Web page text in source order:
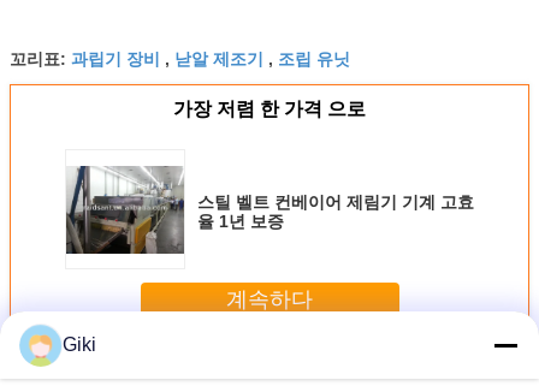
꼬리표: 과립기 장비 , 낟알 제조기 , 조립 유닛
가장 저렴 한 가격 으로
스틸 벨트 컨베이어 제림기 기계 고효
율 1년 보증
계속하다
더 많은 것
Giki